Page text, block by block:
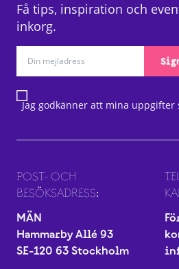
Få tips, inspiration och
inkorg.
Jag godkänner att mina uppgifter
POST- OCH
BESÖKSADRESS:
MÄN
Hammarby Allé 93
SE-120 63 Stockholm